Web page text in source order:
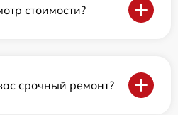
стоимости?
срочный ремонт?